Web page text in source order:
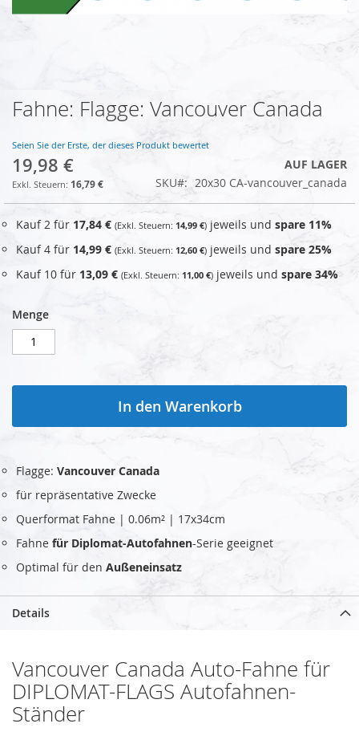
Zum
Anfang
Bildgalerie
springen
Fahne: Flagge: Vancouver Canada
Seien Sie der Erste, der dieses Produkt bewertet
19,98 €
16,79 €
AUF LAGER
SKU
20x30 CA-vancouver_canada
Kauf 2 für 17,84 € 14,99 € jeweils und spare 11%
Kauf 4 für 14,99 € 12,60 € jeweils und spare 25%
Kauf 10 für 13,09 € 11,00 € jeweils und spare 34%
Menge
In den Warenkorb
Flagge: Vancouver Canada
für repräsentative Zwecke
Querformat Fahne | 0.06m² | 17x34cm
Fahne für Diplomat-Autofahnen-Serie geeignet
Optimal für den Außeneinsatz
Details
Vancouver Canada Auto-Fahne für
DIPLOMAT-FLAGS Autofahnen-
Ständer